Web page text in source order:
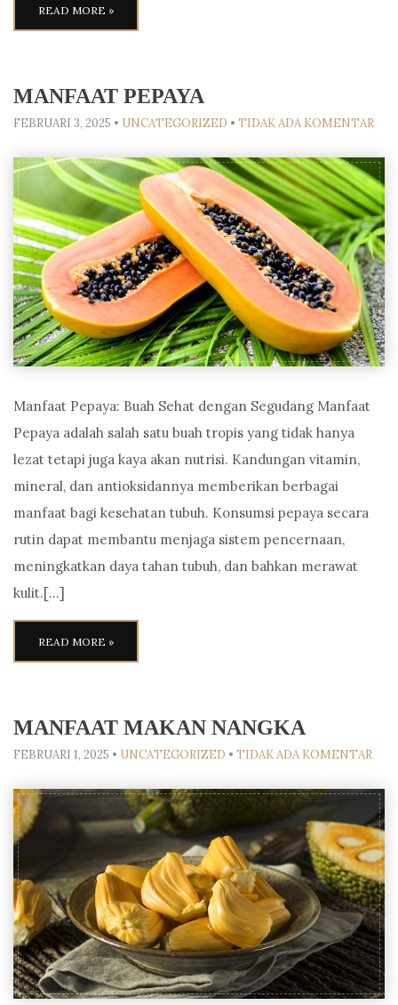
READ MORE »
MANFAAT PEPAYA
FEBRUARI 3, 2025 • UNCATEGORIZED • TIDAK ADA KOMENTAR
Manfaat Pepaya: Buah Sehat dengan Segudang Manfaat
Pepaya adalah salah satu buah tropis yang tidak hanya
lezat tetapi juga kaya akan nutrisi. Kandungan vitamin,
mineral, dan antioksidannya memberikan berbagai
manfaat bagi kesehatan tubuh. Konsumsi pepaya secara
rutin dapat membantu menjaga sistem pencernaan,
meningkatkan daya tahan tubuh, dan bahkan merawat
kulit.[…]
READ MORE »
MANFAAT MAKAN NANGKA
FEBRUARI 1, 2025 • UNCATEGORIZED • TIDAK ADA KOMENTAR